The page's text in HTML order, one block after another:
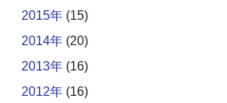
2015年 (15)
2014年 (20)
2013年 (16)
2012年 (16)